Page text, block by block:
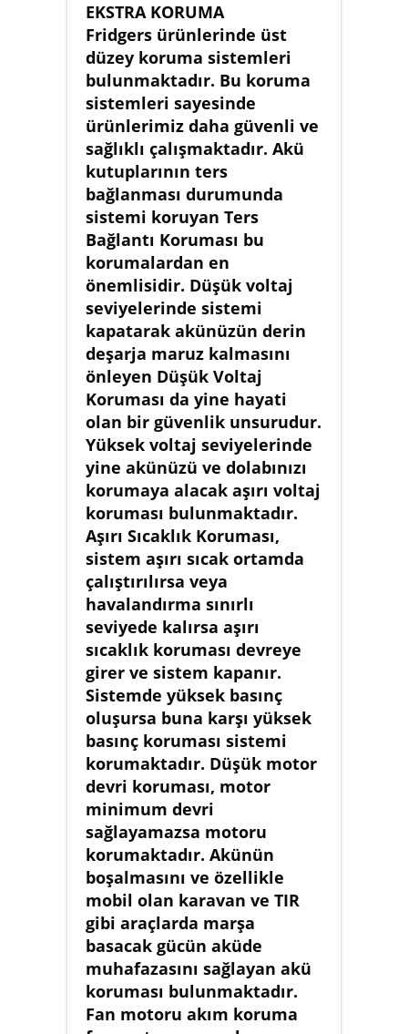
EKSTRA KORUMA
Fridgers ürünlerinde üst
düzey koruma sistemleri
bulunmaktadır. Bu koruma
sistemleri sayesinde
ürünlerimiz daha güvenli ve
sağlıklı çalışmaktadır. Akü
kutuplarının ters
bağlanması durumunda
sistemi koruyan Ters
Bağlantı Koruması bu
korumalardan en
önemlisidir. Düşük voltaj
seviyelerinde sistemi
kapatarak akünüzün derin
deşarja maruz kalmasını
önleyen Düşük Voltaj
Koruması da yine hayati
olan bir güvenlik unsurudur.
Yüksek voltaj seviyelerinde
yine akünüzü ve dolabınızı
korumaya alacak aşırı voltaj
koruması bulunmaktadır.
Aşırı Sıcaklık Koruması,
sistem aşırı sıcak ortamda
çalıştırılırsa veya
havalandırma sınırlı
seviyede kalırsa aşırı
sıcaklık koruması devreye
girer ve sistem kapanır.
Sistemde yüksek basınç
oluşursa buna karşı yüksek
basınç koruması sistemi
korumaktadır. Düşük motor
devri koruması, motor
minimum devri
sağlayamazsa motoru
korumaktadır. Akünün
boşalmasını ve özellikle
mobil olan karavan ve TIR
gibi araçlarda marşa
basacak gücün aküde
muhafazasını sağlayan akü
koruması bulunmaktadır.
Fan motoru akım koruma